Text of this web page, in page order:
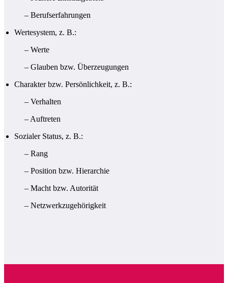
– Berufserfahrungen
Wertesystem, z. B.:
– Werte
– Glauben bzw. Überzeugungen
Charakter bzw. Persönlichkeit, z. B.:
– Verhalten
– Auftreten
Sozialer Status, z. B.:
– Rang
– Position bzw. Hierarchie
– Macht bzw. Autorität
– Netzwerkzugehörigkeit